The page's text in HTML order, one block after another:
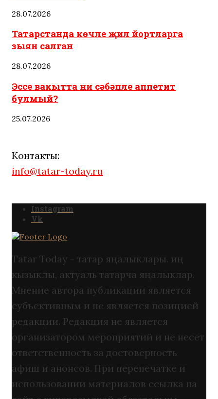
28.07.2026
Татарстанда көчле җил йортларга
зыян салган
28.07.2026
Эссе вакытта ни сәбәпле аппетит
булмый?
25.07.2026
Контакты:
info@tatar-today.ru
Instagram
Vk
Tatar Today - татар яңалыклары. иң
кызыклы, актуаль татарча яңалыклар.
Мнение автора публикации является
субъективным и не является позицией
редакции. Редакция не является
организатором мероприятий и не несет
ответственность за достоверность
афиш и анонсов. При перепечатке и
использовании материалов ссылка на